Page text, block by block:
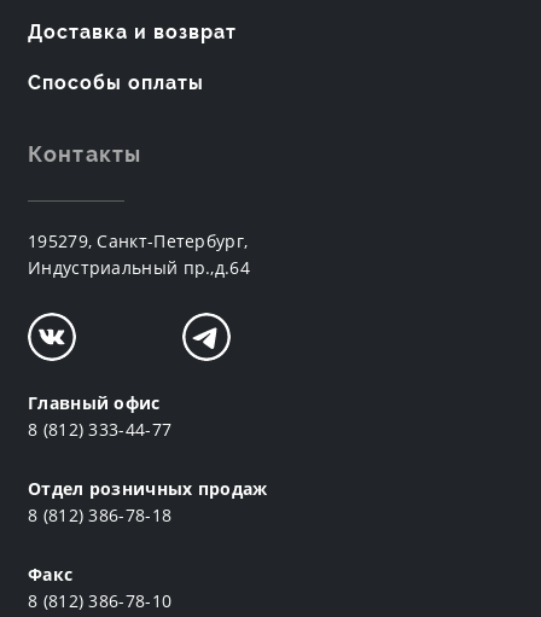
Доставка и возврат
Способы оплаты
Контакты
195279, Санкт-Петербург,
Индустриальный пр.,д.64
Главный офис
8 (812) 333-44-77
Отдел розничных продаж
8 (812) 386-78-18
Факс
8 (812) 386-78-10